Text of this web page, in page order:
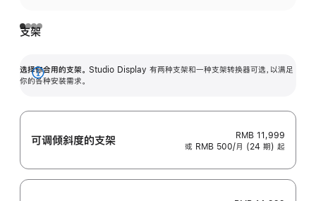
支架
选择你合用的支架。 Studio Display 有两种支架和一种支架转换器可选，以满足
你的各种安装需求。
展
可调倾斜度的支架
RMB 11,999
或 RMB 500/月 (24 期) 起